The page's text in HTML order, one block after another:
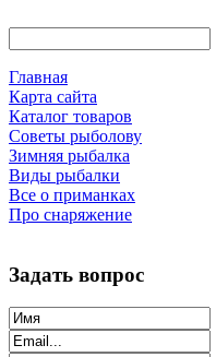
Главная
Карта сайта
Каталог товаров
Советы рыболову
Зимняя рыбалка
Виды рыбалки
Все о приманках
Про снаряжение
Задать вопрос